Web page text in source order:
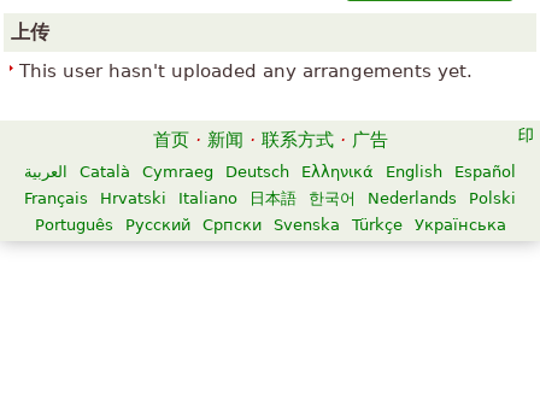
上传
This user hasn't uploaded any arrangements yet.
首页 · 新闻 · 联系方式 · 广告
العربية Català Cymraeg Deutsch Ελληνικά English
Español
Français
Hrvatski Italiano 日本語 한국어 Nederlands
Polski
Português
Русский Српски Svenska Türkçe Українська